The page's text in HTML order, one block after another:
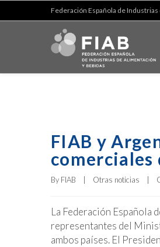
Federación Española de
FIAB y
By FIAB Otras noticias
La Federación Española
representantes del
ambos países. El